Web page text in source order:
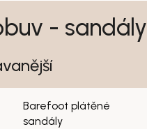
- sandály
Barefoot plátěné
sandály